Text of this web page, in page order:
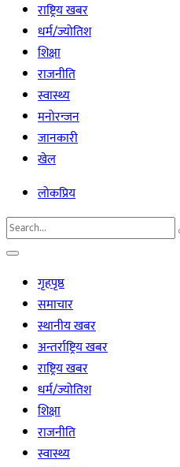
राष्ट्रिय खबर
धर्म/ज्योतिश
शिक्षा
राजनीति
स्वास्थ्य
मनोरन्जन
जानकारी
खेल
लोकप्रिय
गृहपृष्ठ
समाचार
स्थानीय खबर
अन्तर्राष्ट्रिय खबर
राष्ट्रिय खबर
धर्म/ज्योतिश
शिक्षा
राजनीति
स्वास्थ्य